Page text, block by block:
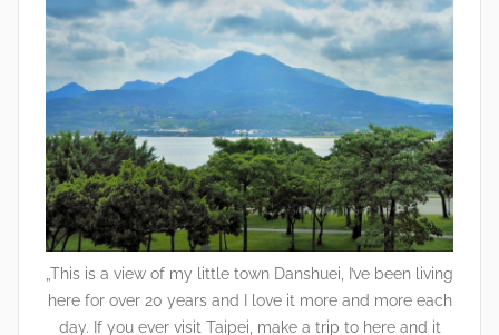
„This is a view of my little town Danshuei, I’ve been living
here for over 20 years and I love it more and more each
day. If you ever visit Taipei, make a trip to here and it